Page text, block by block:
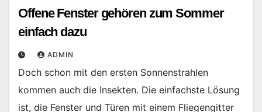
Offene Fenster gehören zum Sommer
einfach dazu
ADMIN
Doch schon mit den ersten Sonnenstrahlen
kommen auch die Insekten. Die einfachste Lösung
ist, die Fenster und Türen mit einem Fliegengitter